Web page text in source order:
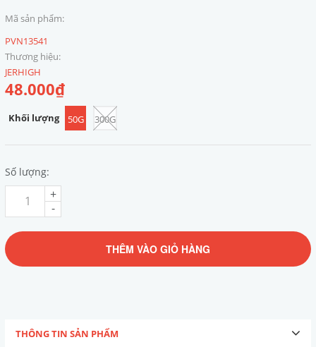
Mã sản phẩm:
PVN13541
Thương hiệu:
JERHIGH
48.000₫
Khối lượng 50G 300G
Số lượng:
-
+
THÊM VÀO GIỎ HÀNG
THÔNG TIN SẢN PHẨM